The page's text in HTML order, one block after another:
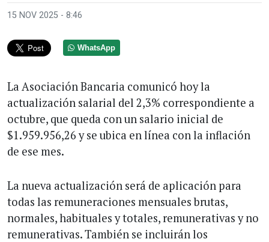
15 NOV 2025 - 8:46
WhatsApp
La Asociación Bancaria comunicó hoy la
actualización salarial del 2,3% correspondiente a
octubre, que queda con un salario inicial de
$1.959.956,26 y se ubica en línea con la inflación
de ese mes.
La nueva actualización será de aplicación para
todas las remuneraciones mensuales brutas,
normales, habituales y totales, remunerativas y no
remunerativas. También se incluirán los